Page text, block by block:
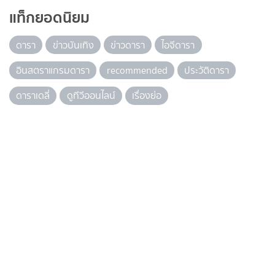
แท็กยอดนิยม
ดารา ข่าวบันเทิง ข่าวดารา
ไอจีดารา
อินสตราแกรมดารา
recommended
ประวัติดารา
ดาราเดลี่
ดูทีวีออนไลน์ เรื่องย่อ